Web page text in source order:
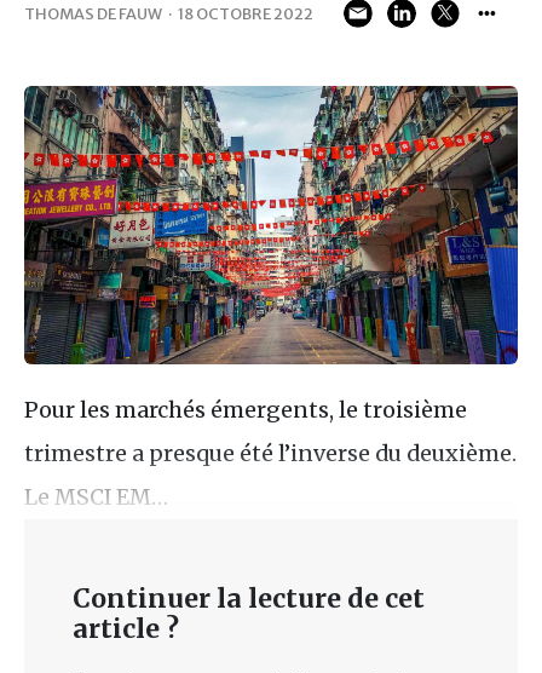
THOMAS DE FAUW · 18 OCTOBRE 2022
Pour les marchés émergents, le troisième
trimestre a presque été l’inverse du deuxième.
Le MSCI EM…
Continuer la lecture de cet
article ?